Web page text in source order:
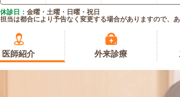
休診日： 金曜・土曜・日曜・祝日
担当は都合により予告なく変更する場合がありますので、
医師紹介 外来診療